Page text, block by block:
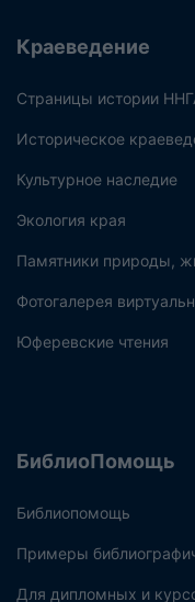
Краеведение
Страницы истории
Историческое
Культурное наследие
Экология края
Памятники природы,
Фотогалерея
Юферевские чтения
БиблиоПомощь
Библиопомощь
Примеры
Для дипломных и